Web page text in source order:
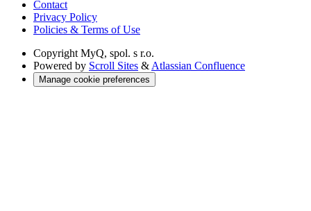
Contact
Privacy Policy
Policies & Terms of Use
Copyright MyQ, spol. s r.o.
Powered by Scroll Sites & Atlassian Confluence
Manage cookie preferences